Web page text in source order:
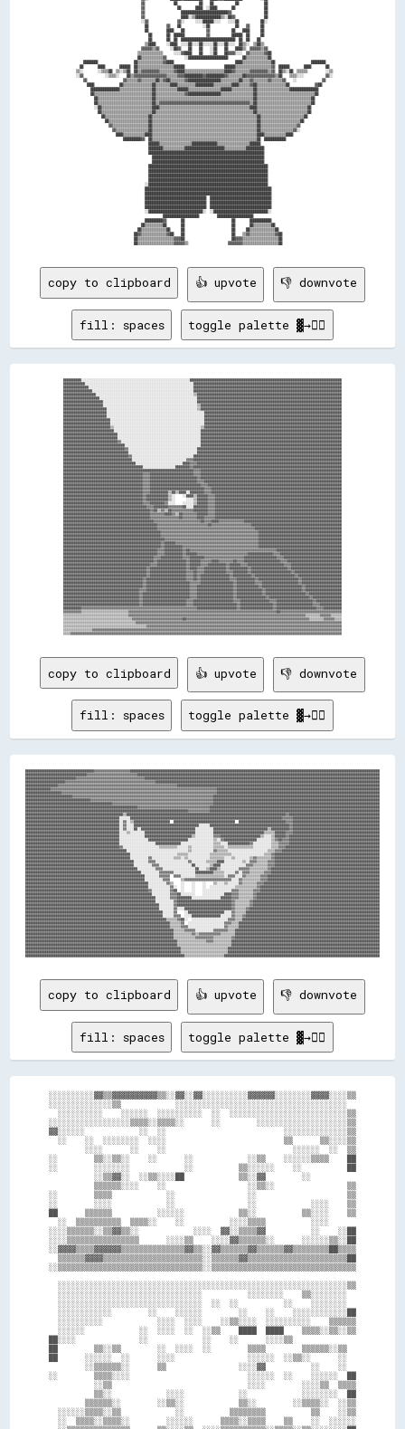
copy to clipboard 👍 upvote 👎 downvote
fill: spaces toggle palette ▓→✊🏽
██████████░░░░░░░░░░░░░░░░░░░░░░░░░░░░░░░░░░░░░░░░░░░░░░░░░░░░░░░░░░░░████████████████████████████████████████████████████████████████████████████████████
████████████░░░░░░░░░░░░░░░░░░░░░░░░░░░░░░░░░░░░░░░░░░░░░░░░░░░░░░░░░░░░██████████████████████████████████████████████████████████████████████████████████
██████████████░░░░░░░░░░░░░░░░░░░░░░░░░░░░░░░░░░░░░░░░░░░░░░░░░░░░░░░░░░██████████████████████████████████████████████████████████████████████████████████
████████████████░░░░░░░░░░░░░░░░░░░░░░░░░░░░░░░░░░░░░░░░░░░░░░░░░░░░░░░░██████████████████████████████████████████████████████████████████████████████████
██████████████████░░░░░░░░░░░░░░░░░░░░░░░░░░░░░░░░░░░░░░░░░░░░░░░░░░░░░░▒▒████████████████████████████████████████████████████████████████████████████████
████████████████████░░░░░░░░░░░░░░░░░░░░░░░░░░░░░░░░░░░░░░░░░░░░░░░░░░░░░░████████████████████████████████████████████████████████████████████████████████
██████████████████████░░░░░░░░░░░░░░░░░░░░░░░░░░░░░░░░░░░░░░░░░░░░░░░░░░░░████████████████████████████████████████████████████████████████████████████████
██████████████████████░░░░░░░░░░░░░░░░░░░░░░░░░░░░░░░░░░░░░░░░░░░░░░░░░░░░▒▒██████████████████████████████████████████████████████████████████████████████
████████████████████████░░░░░░░░░░░░░░░░░░░░░░░░░░░░░░░░░░░░░░░░░░░░░░░░░░▒▒██████████████████████████████████████████████████████████████████████████████
████████████████████████░░░░░░░░░░░░░░░░░░░░░░░░░░░░░░░░░░░░░░░░░░░░░░░░░░░░░░████████████████████████████████████████████████████████████████████████████
████████████████████████░░░░░░░░░░░░░░░░░░░░░░░░░░░░░░░░░░░░░░░░░░░░░░░░░░░░░░████████████████████████████████████████████████████████████████████████████
██████████████████████████░░░░░░░░░░░░░░░░░░░░░░░░░░░░░░░░░░░░░░░░░░░░░░░░░░░░████████████████████████████████████████████████████████████████████████████
██████████████████████████░░░░░░░░░░░░░░░░░░░░░░░░░░░░░░░░░░░░░░░░░░░░░░░░░░░░████████████████████████████████████████████████████████████████████████████
██████████████████████████▒▒░░░░░░░░░░░░░░░░░░░░░░░░░░░░░░░░░░░░░░░░░░░░░░░░▒▒████████████████████████████████████████████████████████████████████████████
████████████████████████████░░░░░░░░░░░░░░░░░░░░░░░░░░░░░░░░░░░░░░░░░░░░░░░░██████████████████████████████████████████████████████████████████████████████
██████████████████████████████░░░░░░░░░░░░░░░░░░░░░░░░░░░░░░░░░░░░░░░░░░░░░░██████████████████████████████████████████████████████████████████████████████
██████████████████████████████░░░░░░░░░░░░░░░░░░░░░░░░░░░░░░░░░░░░░░░░░░░░░░██████████████████████████████████████████████████████████████████████████████
██████████████████████████████▓▓░░░░░░░░░░░░░░░░░░░░░░░░░░░░░░░░░░░░░░░░░░░░██████████████████████████████████████████████████████████████████████████████
██████████████████████████████████░░░░░░░░░░░░░░░░░░░░░░░░░░░░░░░░░░░░░░░░░░██████████████████████████████████████████████████████████████████████████████
██████████████████████████████████▓▓░░░░░░░░░░░░░░░░░░░░░░░░░░░░░░░░░░░░░░████████████████████████████████████████████████████████████████████████████████
████████████████████████████████████░░░░░░░░░░░░░░░░░░░░░░░░░░░░░░░░░░░░░░████████████████████████████████████████████████████████████████████████████████
████████████████████████████████████▓▓░░░░░░░░░░░░░░░░░░░░░░░░░░░░░░░░░░██████████████████████████████████████████████████████████████████████████████████
██████████████████████████████████████░░░░░░░░░░░░░░░░░░░░░░░░░░░░░░▓▓▓▓██████████████████████████████████████████████████████████████████████████████████
████████████████████████████████████████░░░░░░░░░░░░░░░░░░░░░░░░░░████▓▓▓▓████████████████████████████████████████████████████████████████████████████████
████████████████████████████████████████████░░░░░░░░░░░░░░░░░░████████▓▓██████████████████████████████████████████████████████████████████████████████████
████████████████████████████████████████████████████████████████████████▓▓▓▓██████████████████████████████████████████████████████████████████████████████
████████████████████████████████████████████▓▓▓▓████████████████████████▓▓▓▓██████████████████████████████████████████████████████████████████████████████
████████████████████████████████████████████▓▓▓▓██████████████████████████▓▓██████████████████████████████████████████████████████████████████████████████
████████████████████████████████████████████▓▓▓▓██████████████████████████▓▓▓▓████████████████████████████████████████████████████████████████████████████
████████████████████████████████████████████▓▓▓▓████████████████████████████▓▓▓▓██████████████████████████████████████████████████████████████████████████
████████████████████████████████████████████▓▓▓▓██████████████████████████████▓▓▓▓████████████████████████████████████████████████████████████████████████
████████████████████████████████████████████▓▓▓▓██████████▒▒██▒▒████░░████████▓▓▓▓████████████████████████████████████████████████████████████████████████
████████████████████████████████████████████▓▓████████████▒▒░░    ░░████▒▒██████▓▓▓▓██████████████████████████████████████████████████████████████████████
████████████████████████████████████████████▓▓████████████▒▒░░      ░░░░▒▒██████▓▓▓▓██████████████████████████████████████████████████████████████████████
████████████████████████████████████████████▓▓▓▓████████▓▓░░░░    ░░░░░░▒▒██████▓▓▓▓██████████████████████████████████████████████████████████████████████
██████████████████████████████████████████████▓▓▓▓████████▓▓▓▓▓▓▓▓██░░░░████████▓▓▓▓██████████████████████████████████████████████████████████████████████
████████████████████████████████████████████████▓▓██▒▒▓▓▒▒██▓▓▓▓▓▓▓▓▓▓▓▓████████▓▓▓▓██████████████████████████████████████████████████████████████████████
████████████████████████████████████████████████▓▓▓▓▓▓▓▓████▓▓▒▒██▓▓▓▓▓▓▓▓██████▓▓▓▓██████████████████████████████████████████████████████████████████████
████████████████████████████████████████████████▓▓▓▓▓▓▓▓▓▓▓▓▓▓▓▓██▓▓▓▓▓▓▓▓████▓▓▓▓▓▓██████████████████████████████████████████████████████████████████████
██████████████████████████████████████████████████▓▓▓▓▓▓▓▓▓▓▓▓▓▓▓▓▓▓▓▓▓▓▓▓▓▓██▓▓▓▓████▓▓▓▓▓▓▓▓▓▓▓▓▓▓██████████████████████████████████████████████████████
████████████████████████████████████████████████████▓▓▓▓▓▓▓▓▓▓▓▓▓▓▓▓▓▓▓▓▓▓▓▓▓▓▓▓██▓▓▓▓▓▓▓▓▓▓▓▓▓▓▓▓▓▓▓▓▓▓██████████████████████████████████████████████████
████████████████████████████████████████████████████▓▓▓▓▓▓▓▓▓▓▓▓▓▓▓▓▓▓▓▓▓▓▓▓▓▓▓▓▓▓▓▓▓▓▓▓▓▓▓▓▓▓▓▓▓▓▓▓▓▓▓▓▓▓████████████████████████████████████████████████
██████████████████████████████████████████████████████▓▓▓▓▓▓▓▓▓▓▓▓▓▓▓▓▓▓▓▓▓▓▓▓▓▓▓▓▓▓▓▓▓▓▓▓▓▓▓▓▓▓▓▓▓▓▓▓▓▓▓▓▓▓██████████████████████████████████████████████
██████████████████████████████████████████████████████▓▓▓▓▓▓▓▓▓▓▓▓▓▓▓▓▓▓▓▓▓▓▓▓▓▓▓▓▓▓▓▓▓▓▓▓▓▓▓▓▓▓▓▓▓▓▓▓▓▓▓▓▓▓██████████████████████████████████████████████
████████████████████████████████████████████████████████▓▓▓▓▓▓▓▓▓▓▓▓▓▓▓▓▓▓▓▓▓▓▓▓▓▓▓▓▓▓▓▓▓▓▓▓▓▓▓▓▓▓▓▓▓▓▓▓▓▓▓▓██████████████████████████████████████████████
██████████████████████████████████████████████████████▓▓██████▓▓▓▓▓▓▓▓▓▓▓▓▓▓▓▓▓▓▓▓▓▓▓▓▓▓▓▓▓▓▓▓▓▓▓▓▓▓▓▓▓▓▓▓▓▓██████████████████████████████████████████████
██████████████████████████████████████████████████████▓▓██████████▓▓▓▓▓▓▓▓▓▓▓▓▓▓▓▓▓▓▓▓▓▓▓▓▓▓▓▓▓▓▓▓▓▓▓▓▓▓▓▓▓▓██████████████████████████████████████████████
████████████████████████████████████████████████████▓▓▓▓██████████▓▓██▓▓▓▓▓▓▓▓▓▓▓▓▓▓▓▓▓▓▓▓▓▓▓▓▓▓▓▓▓▓▓▓▓▓▓▓▓▓▓▓▓▓▓▓▓▓▓▓████████████████████████████████████
████████████████████████████████████████████████████▓▓▓▓██████████▓▓██████▓▓▓▓▓▓▓▓▓▓▓▓▓▓▓▓▓▓▓▓▓▓▓▓▓▓▓▓██████████████▓▓▓▓██████████████████████████████████
██████████████████████████████████████████████████▓▓▓▓████████████▓▓▓▓████████▓▓▓▓▓▓▓▓▓▓▓▓▓▓▓▓▓▓▓▓▓▓██████████████████▓▓▓▓████████████████████████████████
██████████████████████████████████████████████████▓▓████████████████▓▓██████▓▓▓▓▓▓████▓▓▓▓▓▓▓▓██▓▓▓▓████████████████████▓▓▓▓██████████████████████████████
████████████████████████████████████████████████▓▓▓▓████████████████▓▓██████▓▓▓▓██████████▓▓██████▓▓▓▓████████████████████▓▓▓▓████████████████████████████
██████████████████████████████████████████████▓▓████████████████████▓▓████▓▓▓▓████████████▓▓██████████▓▓████████████████████▓▓████████████████████████████
██████████████████████████████████████████████▓▓████████████████████▓▓▓▓██▓▓▓▓████████████▓▓▓▓████████▓▓██████████████████████▓▓██████████████████████████
██████████████████████████████████████████████▓▓████████████████████▓▓▓▓██▓▓████████████████▓▓██████████▓▓██████████████████████▓▓████████████████████████
████████████████████████████████████████████▓▓██████████████████████▓▓▓▓██▓▓████████████████▓▓▓▓██████████▓▓██████████████████████▓▓██████████████████████
████████████████████████████████████████████▓▓████████████████████████▓▓▓▓▓▓██████████████████▓▓██████████▓▓▓▓████████████████████▓▓██████████████████████
████████████████████████████████████████████▓▓████████████████████████▓▓▓▓████████████████████▓▓████████████▓▓██████████████████████▓▓████████████████████
██████████████████████████████████████████▓▓▓▓████████████████████████▓▓▓▓████████████████████▓▓██████████████▓▓████████████████████▓▓████████████████████
██████████████████████████████████████████▓▓██████████████████████████▓▓▓▓████████████████████▓▓██████████████▓▓██████████████████████▓▓██████████████████
██████████████████████████████████████████▓▓██████████████████████████▓▓▓▓████████████████████▓▓████████████████▓▓██████████████████████▓▓████████████████
██████████████████████████████████████████▓▓████████████████████████▓▓▓▓██████████████████████▓▓▓▓████████████████▓▓▓▓████████████████████▓▓██████████████
██████████████████████████████████████████▓▓████████████████████████▓▓▓▓████████████████████████▓▓██████████████████▓▓████████████████████▓▓▓▓████████████
██████████▓▓▓▓▓▓▓▓▓▓▓▓▓▓▓▓▓▓▓▓▓▓▓▓▓▓▓▓▓▓▓▓▓▓▓▓▓▓▓▓▓▓▓▓▓▓▓▓▓▓▓▓▓▓▓▓▓▓▓▓▓▓▓▓██████████████████████▓▓██████████████████▓▓██████████████████████▓▓▓▓██████████
▓▓▓▓▓▓▓▓▓▓▒▒▒▒▒▒▒▒▒▒▒▒▒▒▒▒▒▒▒▒▒▒▒▒▒▒▓▓▓▓▓▓▓▓▓▓▓▓▓▓▓▓▓▓▓▓▓▓▓▓▓▓▓▓▓▓▓▓▓▓▓▓▓▓▓▓▓▓▓▓
copy to clipboard 👍 upvote 👎 downvote
fill: spaces toggle palette ▓→✊🏽
██████████████████████████████████████▓▓▓▓▓▓▓▓▓▓▓▓▓▓▓▓▓▓▓▓██████████████████████████████████████████████████████████████████████████████████████████████████████████████████████████████████████████
██████████████████████████████████▓▓▓▓▓▓▓▓▓▓▓▓▓▓▓▓▓▓▓▓▓▓▓▓▓▓▓▓██████████████████████████████████████████████████████████████████████████████████████████████████████████████████████████████████████
████████████████████████████▓▓▓▓▓▓▓▓▓▓▓▓▓▓▓▓▓▓▓▓▓▓▓▓▓▓▓▓▓▓▓▓▓▓▓▓▓▓██████████████████████████████████████████████████████████████████████████████████████████████████████████████████████████████████
██████████████████████▓▓▓▓▓▓▓▓▓▓▓▓▓▓▓▓▓▓▓▓▓▓▓▓▓▓▓▓▓▓▓▓▓▓▓▓▓▓▓▓▓▓▓▓▓▓▓▓▓▓████████████████████████████████████████████████████████████████████████████████████████████████████████████████████████████
██████████████████▓▓▓▓▓▓▓▓▓▓▓▓▓▓▓▓▓▓▓▓▓▓▓▓▓▓▓▓▓▓▓▓▓▓▓▓▓▓▓▓▓▓▓▓▓▓▓▓▓▓▓▓▓▓▓▓▓▓▓▓▓▓▓▓▓▓████████████████████████████████████████████████████████████████████████████████████████████████████████████████
██████████████▓▓▓▓▓▓▓▓▓▓▓▓▓▓▓▓▓▓▓▓▓▓▓▓▓▓▓▓▓▓▓▓▓▓▓▓▓▓▓▓▓▓▓▓▓▓▓▓▓▓▓▓▓▓▓▓▓▓▓▓▓▓▓▓▓▓▓▓▓▓▓▓▓▓▓▓▓▓▓▓▓▓▓▓▓▓▓▓▓▓▓▓██████████████████████████████████████████████████████████████████████████████████████████
████████████████████▓▓▓▓▓▓▓▓▓▓▓▓▓▓▓▓▓▓▓▓▓▓▓▓▓▓▓▓▓▓▓▓▓▓▓▓▓▓▓▓▓▓▓▓▓▓▓▓▓▓▓▓▓▓▓▓▓▓▓▓▓▓▓▓▓▓▓▓▓▓▓▓▓▓▓▓▓▓▓▓▓▓▓▓▓▓██████████████████████████████████████████████████████████████████████████████████████████
██████████████████████████▓▓▓▓▓▓▓▓▓▓▓▓▓▓▓▓▓▓▓▓▓▓▓▓▓▓▓▓▓▓▓▓▓▓▓▓▓▓▓▓▓▓▓▓▓▓▓▓▓▓▓▓▓▓▓▓▓▓▓▓▓▓▓▓▓▓▓▓▓▓▓▓▓▓▓▓▓▓████████████████████████████████████████████████████████████████████████████████████████████
████████████████████████████████████▓▓▓▓▓▓▓▓▓▓▓▓▓▓▓▓▓▓▓▓▓▓▓▓▓▓▓▓▓▓▓▓▓▓▓▓▓▓▓▓▓▓▓▓▓▓▓▓▓▓▓▓▓▓▓▓▓▓▓▓▓▓▓▓▓▓▓▓████████████████████████████████████████████████████████████████████████████████████████████
████████████████████████████████████████████████▓▓▓▓▓▓▓▓▓▓▓▓▓▓▓▓▓▓▓▓▓▓▓▓▓▓▓▓▓▓▓▓▓▓▓▓▓▓▓▓▓▓▓▓▓▓▓▓▓▓▓▓▓▓▓▓████████████████████████████████████████████████████████████████████████████████████████████
██████████████████████████████████████████████████████████████▓▓▓▓▓▓▓▓▓▓▓▓▓▓▓▓▓▓▓▓▓▓▓▓▓▓▓▓▓▓▓▓▓▓▓▓▓▓▓▓██████████████████████████████████████████████████████████████████████████████████████████████
██████████████████████████████████████████████████████████████████████████████████████████▓▓▓▓▓▓▓▓▓▓▓▓██████████████████████████████████████████████████████████████████████████████████████████████
██████████████████████████████████████████████████████▒▒████████████████████████████████████████████████████████████████████████████████████████▓▓██████████████████████████████████████████████████
████████████████████████████████████████████████████░░░░░░████████████████████████████████████████████████████████████████████████████████████▓▓▓▓▓▓████████████████████████████████████████████████
████████████████████████████████████████████████████░░▓▓░░▒▒████████████████████  ██████████████████████████████████  ██████████████████████████▓▓▓▓████████████████████████████████████████████████
████████████████████████████████████████████████████░░▓▓░░░░████████████████████████████████████░░░░░░████████████████████████████████████████████▓▓████████████████████████████████████████████████
████████████████████████████████████████████████████░░▓▓░░░░██░░██████████████████████████████░░░░░░░░░░██████████████████████████████▒▒██████████▓▓████████████████████████████████████████████████
████████████████████████████████████████████████████░░░░▒▒░░░░░░░░████████████████████████████░░░░░░░░░░████████████████████████████▒▒▒▒▒▒██████▓▓▓▓████████████████████████████████████████████████
████████████████████████████████████████████████████░░░░░░░░░░░░░░██████████████████████████▒▒░░░░░░░░░░▓▓▓▓██████████████████████▒▒░░░░▒▒██████▓▓██████████████████████████████████████████████████
████████████████████████████████████████████████████░░░░░░░░░░░░░░░░██████████████████████░░░░░░░░░░░░░░▒▒░░▓▓██████████████████░░░░░░░░▒▒▓▓██▓▓▓▓██████████████████████████████████████████████████
████████████████████████████████████████████████████░░░░░░░░░░░░░░░░░░░░██████████████░░░░░░░░░░░░░░░░░░▒▒▒▒░░░░████████████▓▓░░░░░░░░░░▒▒▒▒▓▓▓▓▓▓██████████████████████████████████████████████████
████████████████████████████████████████████████████▓▓░░░░░░░░░░░░░░░░░░░░▒▒▒▒▒▒▒▒▒▒░░░░░░▒▒░░░░░░░░░░░░▒▒▒▒▒▒░░▒▒▒▒▒▒▒▒▒▒▒▒▒▒░░░░░░░░░░▒▒▒▒▓▓▓▓████████████████████████████████████████████████████
████████████████████████████████████████████████████████░░░░░░░░░░░░░░░░░░░░░░░░░░░░░░░░░░▒▒░░░░░░░░░░░░▓▓▒▒▒▒▒▒░░░░░░░░░░░░░░░░░░░░░░▒▒▒▒▓▓▓▓██████████████████████████████████████████████████████
██████████████████████████████████████████████████████████░░░░░░░░░░░░░░░░░░░░░░░░░░▒▒▒▒▒▒░░░░░░░░░░░░▒▒▒▒▒▒▒▒▒▒▒▒░░░░░░░░░░░░░░░░░░▒▒▒▒▓▓██████████████████████████████████████████████████████████
██████████████████████████████████████████████████████████░░░░░░░░░░▓▓░░░░░░░░░░░░▒▒▒▒░░▒▒░░░░░░░░░░░░▒▒▒▒▒▒▒▒░░░░▒▒░░░░░░░░▒▒▓▓▒▒▒▒▒▒▒▒▓▓██████████████████████████████████████████████████████████
████████████████████████████████████████████████████████████░░░░░░░░▓▓▓▓░░░░░░░░░░░░░░░░░░▓▓░░░░░░░░▒▒▒▒▒▒████░░░░░░░░░░▒▒░░▓▓▓▓▒▒▒▒▒▒▓▓▓▓██████████████████████████████████████████████████████████
████████████████████████████████████████████████████████████░░░░░░░░░░▓▓▓▓░░░░░░░░░░░░░░░░░░██░░░░░░░░▒▒████░░░░░░░░░░░░░░▓▓▓▓▒▒▒▒▒▒▒▒▓▓▓▓██████████████████████████████████████████████████████████
██████████████████████████████████████████████████████████████░░░░░░░░░░▓▓▓▓░░░░░░░░░░░░░░░░░░██░░░░▒▒████▒▒░░░░░░░░░░▓▓▓▓▓▓▒▒▒▒▒▒▒▒▒▒▓▓████████████████████████████████████████████████████████████
████████████████████████████████████████████████████████████████░░░░░░░░░░▓▓▓▓▓▓▓▓░░░░░░░░░░░░██████████▒▒▒▒▒▒░░░░░░▓▓░░▓▓▓▓▒▒▒▒▒▒▒▒▓▓▓▓████████████████████████████████████████████████████████████
██████████████████████████████████████████████████████████████████░░░░░░░░▓▓▓▓▓▓  ▓▓▓▓░░░░░░░░▒▒▒▒▒▒▒▒▒▒▒▒▒▒▒▒░░▓▓▓▓░░░░▓▓▒▒▒▒▒▒▒▒▓▓▓▓██████████████████████████████████████████████████████████████
██████████████████████████████████████████████████████████████████░░░░░░░░░░▓▓▓▓      ▒▒▓▓▓▓▓▓▓▓▓▓▓▓▓▓▓▓▓▓▓▓▓▓▓▓▓▓░░░░▓▓▒▒▒▒▒▒▒▒▒▒▓▓▓▓██████████████████████████████████████████████████████████████
████████████████████████████████████████████████████████████████████░░░░░░░░░░▓▓▒▒    ░░    ░░    ░░    ▒▒░░░░▒▒░░░░░░▓▓▒▒▒▒▒▒▒▒▓▓▓▓████████████████████████████████████████████████████████████████
████████████████████████████████████████████████████████████████████░░░░░░░░░░░░▓▓░░  ░░    ░░    ░░  ░░░░░░░░░░░░░░▒▒▒▒▒▒▒▒▒▒▒▒▓▓██████████████████████████████████████████████████████████████████
████████████████████████████████████████████████████████████████████▓▓░░░░░░░░░░▓▓██  ░░    ░░    ░░░░░░░░░░░░░░░░▓▓▓▓▒▒▒▒▒▒▒▒▓▓▓▓██████████████████████████████████████████████████████████████████
██████████████████████████████████████████████████████████████████████░░░░░░░░░░▓▓▓▓██░░░░░░░░    ░░░░░░░░░░░░████▓▓▓▓▒▒▒▒▒▒▒▒▓▓████████████████████████████████████████████████████████████████████
████████████████████████████████████████████████████████████████████████░░░░░░░░▓▓▓▓████████░░░░░░░░░░░░░░░░██████▓▓▓▓▒▒▒▒▒▒▒▒▓▓████████████████████████████████████████████████████████████████████
████████████████████████████████████████████████████████████████████████░░░░░░░░░░▓▓██████████████████████████████▓▓▒▒▒▒▒▒▒▒▓▓██████████████████████████████████████████████████████████████████████
██████████████████████████████████████████████████████████████████████████░░░░░░░░▓▓██████████████████████████████▓▓▒▒▒▒▒▒▒▒▓▓██████████████████████████████████████████████████████████████████████
██████████████████████████████████████████████████████████████████████████░░░░░░░░▓▓░░░░██████████████████████████▓▓▒▒▒▒▒▒▓▓████████████████████████████████████████████████████████████████████████
████████████████████████████████████████████████████████████████████████████░░░░░░▓▓    ░░████████████████████░░░░▓▓▒▒▒▒▒▒██████████████████████████████████████████████████████████████████████████
████████████████████████████████████████████████████████████████████████████░░░░░░▓▓▓▓  ░░░░████████████████░░░░░░▓▓▒▒▒▒▓▓██████████████████████████████████████████████████████████████████████████
██████████████████████████████████████████████████████████████████████████████▒▒▒▒▒▒▓▓██░░  ░░░░░░░░░░░░░░░░░░░░▓▓▓▓▒▒▒▒████████████████████████████████████████████████████████████████████████████
████████████████████████████████████████████████████████████████████████████████▒▒▒▒▒▒▓▓  ░░░░░░░░░░░░░░░░░░░░▓▓▓▓▒▒▒▒██████████████████████████████████████████████████████████████████████████████
████████████████████████████████████████████████████████████████████████████████▒▒▒▒▒▒▓▓▓▓░░░░░░░░░░░░░░░░░░░░▓▓▒▒▒▒▒▒██████████████████████████████████████████████████████████████████████████████
██████████████████████████████████████████████████████████████████████████████████▒▒▒▒▒▒▓▓▓▓▓▓░░░░░░░░░░▓▓▓▓▓▓▓▓▒▒▒▒████████████████████████████████████████████████████████████████████████████████
██████████████████████████████████████████████████████████████████████████████████▒▒▒▒▒▒▒▒▒▒▓▓▒▒▓▓▓▓▓▓▓▓▓▓▓▓▒▒▒▒▒▒▒▒████████████████████████████████████████████████████████████████████████████████
██████████████████████████████████████████████████████████████████████████████████▒▒▒▒▒▒▒▒▒▒▒▒▓▓▓▓▓▓▓▓▓▓▒▒▒▒▒▒▒▒▒▒▓▓████████████████████████████████████████████████████████████████████████████████
████████████████████████████████████████████████████████████████████████████████████▒▒▒▒▒▒▒▒▒▒▒▒▒▒▒▒▓▓▓▓▒▒▒▒▒▒▒▒▒▒██████████████████████████████████████████████████████████████████████████████████
████████████████████████████████████████████████████████████████████████████████████▒▒▒▒▒▒▒▒▒▒▒▒▒▒▒▒▒▒▒▒▒▒▒▒▒▒▒▒▒▒██████████████████████████████████████████████████████████████████████████████████
██████████████████████████████████████████████████████████████████████████████████████▒▒▒▒▒▒▒▒▒▒▒▒▒▒▒▒▒▒▒▒▒▒▒▒▒▒████████████████████████████████████████████████████████████████████████████████████
██████████████████████████████████████████████████████████████████████████████████████▒▒▒▒▒▒▒▒▒▒▒▒▒▒▒▒▒▒▒▒▒▒▒▒▒▒██████████████████████████████████████
copy to clipboard 👍 upvote 👎 downvote
fill: spaces toggle palette ▓→✊🏽
░░░░░░░░░░▓▓▒▒▓▓▓▓▓▓▓▓▓▓▒▒░░▓▓░░▓▓░░░░░░░░░░▓▓▓▓▓▓░░░░░░░░▓▓▓▓░░░░▒▒
░░░░░░░░░░░░░░▒▒            ░░░░░░░░░░░░░░░░░░░░░░░░░░░░░░░░░░░░░░
  ░░░░░░░░░░    ░░░░░░  ░░░░░░░░░░  ░░  ░░░░░░░░░░░░░░░░░░░░░░░░░░▒▒
░░░░░░░░░░░░░░░░░░▒▒▒▒░░▒▒▒▒░░      ░░        ░░░░░░░░░░░░░░░░░░░░▒▒
▓▓░░░░░░            ░░  ░░                          ░░░░░░░░░░░░░░▒▒
  ░░    ░░  ░░░░░░░░  ░░░░                          ▒▒      ▒▒░░░░▒▒
        ░░░░      ░░    ░░                            ░░░░░░  ░░  ▒▒
░░        ▒▒░░▒▒░░    ░░      ░░            ░░▒▒    ░░░░░░▒▒▒▒    ██
░░        ░░░░░░░░            ░░          ▒▒░░░░░░    ░░          ██
          ░░▒▒▓▓░░  ░░▒▒░░░░██            ▒▒░░▓▓        ░░
          ▒▒▒▒▒▒░░░░    ░░                  ░░▒▒░░                ▒▒
░░        ▒▒▒▒            ░░                ░░                    ▒▒
░░        ░░░░            ░░                ░░            ░░░░    ▒▒
██      ▒▒▒▒▒▒          ░░░░░░            ▒▒░░          ▒▒░░░░    ▒▒
  ░░  ▒▒▒▒▒▒▒▒▒▒  ▒▒▒▒░░    ░░          ░░░░▒▒▒▒          ░░░░
░░░░▒▒▒▒▒▒░░▒▒▓▓▒▒░░            ░░░░  ▓▓░░▒▒▒▒▓▓          ░░    ░░██
░░░░▒▒▒▒▒▒▒▒▒▒▒▒▒▒▒▒      ░░░░▒▒    ░░░░▓▓▒▒▒▒▒▒░░      ░░░░░░▒▒░░██
░░▓▓▓▓▒▒▒▒▓▓▓▓▓▓▒▒▒▒▒▒▒▒▒▒▒▒▒▒▓▓▒▒░░▓▓▒▒▒▒▒▒▓▓▒▒▒▒▒▒▓▓▒▒▒▒▒▒▒▒██▒▒▒▒
  ▒▒▒▒▒▒▓▓▓▓▒▒▒▒▒▒▒▒▒▒▒▒▒▒▒▒▒▒▒▒▒▒░░▒▒▒▒▒▒▓▓▒▒▒▒▒▒▒▒▒▒▒▒▒▒▒▒▒▒▒▒▒▒██
░░▒▒▒▒▒▒▒▒▒▒▒▒▒▒▒▒▒▒▒▒▒▒▒▒▒▒▒▒▒▒▒▒░░▒▒▒▒▒▒▒▒▒▒▒▒▒▒▒▒▒▒▒▒▒▒▒▒▒▒▒▒▒▒▒▒
  ░░░░░░░░░░░░░░░░░░░░░░░░░░░░░░░░░░░░░░░░░░░░░░░░░░░░░░░░░░░░░░░░▒▒
  ░░░░░░░░░░░░░░░░░░░░░░░░░░░░░░░░          ░░░░░░░░    ▒▒░░░░░░░░
  ░░░░░░░░░░░░░░░░░░░░░░░░░░░░░░░░  ░░  ░░          ░░    ░░░░░░░░
  ░░░░░░░░░░░░        ░░    ░░░░░░        ░░    ░░    ░░░░░░░░░░░░██
  ░░░░░░░░░░            ░░░░  ░░░░    ░░▒▒░░░░  ░░░░░░░░░░    ▒▒▒▒▒▒
  ░░░░░░            ░░  ░░░░  ░░  ░░▒▒    ████  ████    ▒▒▒▒░░▒▒░░▒▒
██░░░░              ░░            ░░    ░░      ░░░░▒▒
██        ▒▒░░▒▒        ░░  ░░░░  ░░        ▒▒▒▒        ▒▒▒▒▒▒░░▒▒
██      ░░░░░░  ░░      ░░░░                ░░░░░░  ░░▒▒░░      ░░
        ░░▒▒▒▒▒▒░░      ▒▒                ░░░░▓▓          ░░    ░░
░░        ▒▒▒▒░░░░                          ░░░░░░  ░░    ░░░░░░  ██
          ░░▒▒                              ░░░░        ░░░░▒▒  ▒▒▒▒
          ▒▒░░            ░░░░            ░░            ░░░░░░░░  ██
        ▒▒▒▒▒▒░░        ░░▒▒░░            ▒▒░░        ░░▒▒▒▒░░  ░░▒▒
  ░░░░░░▒▒▒▒░░▒▒            ░░          ▒▒▒▒▒▒▒▒          ▒▒    ░░▒▒
  ░░  ▒▒▒▒░░▒▒▒▒░░        ░░░░░░      ▒▒▒▒░░▒▒▒▒    ▒▒    ░░  ░░░░░░